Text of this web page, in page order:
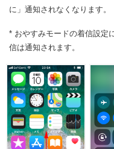
に」通知されなくなります。
* おやすみモードの着信設定
信は通知されます。